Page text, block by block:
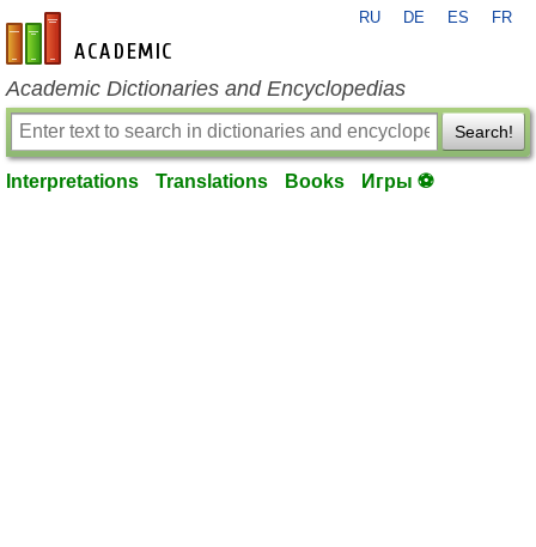
en-academic.com
RU DE ES FR
Academic Dictionaries and Encyclopedias
Search!
Interpretations Translations Books Игры ⚽